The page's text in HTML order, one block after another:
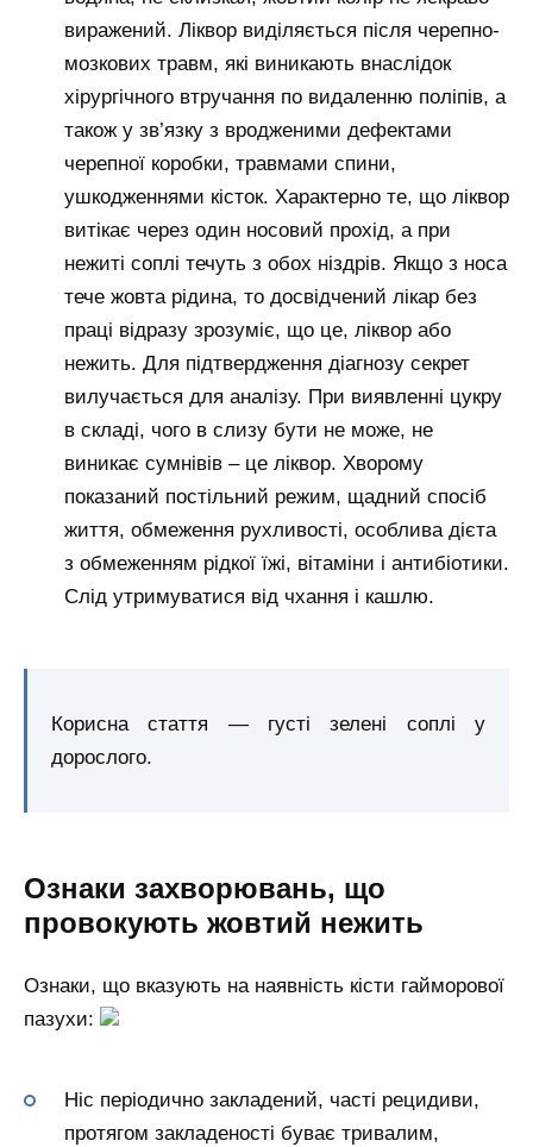
виражений. Ліквор виділяється після черепно-
мозкових травм, які виникають внаслідок
хірургічного втручання по видаленню поліпів, а
також у зв’язку з вродженими дефектами
черепної коробки, травмами спини,
ушкодженнями кісток. Характерно те, що ліквор
витікає через один носовий прохід, а при
нежиті соплі течуть з обох ніздрів. Якщо з носа
тече жовта рідина, то досвідчений лікар без
праці відразу зрозуміє, що це, ліквор або
нежить. Для підтвердження діагнозу секрет
вилучається для аналізу. При виявленні цукру
в складі, чого в слизу бути не може, не
виникає сумнівів – це ліквор. Хворому
показаний постільний режим, щадний спосіб
життя, обмеження рухливості, особлива дієта
з обмеженням рідкої їжі, вітаміни і антибіотики.
Слід утримуватися від чхання і кашлю.
Корисна стаття — густі зелені соплі у
дорослого.
Ознаки захворювань, що
провокують жовтий нежить
Ознаки, що вказують на наявність кісти гайморової
пазухи:
Ніс періодично закладений, часті рецидиви,
протягом закладеності буває тривалим,